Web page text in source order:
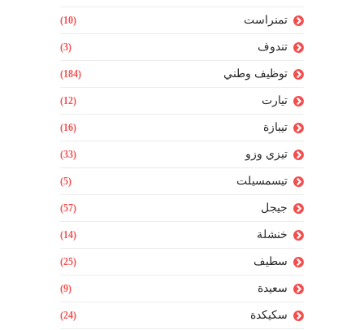
تمنراست (10)
تندوف (3)
توظيف وطني (184)
تيارت (12)
تيبازة (16)
تيزي وزو (33)
تيسمسيلت (5)
جيجل (57)
خنشلة (14)
سطيف (25)
سعيدة (9)
سكيكدة (24)